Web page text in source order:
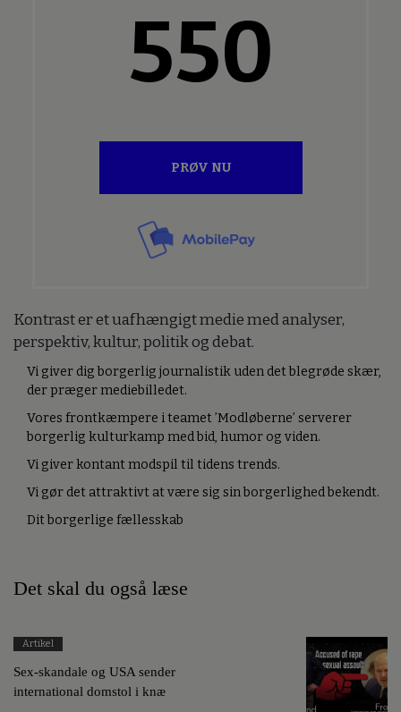
550
PRØV NU
Kontrast er et uafhængigt medie med analyser,
perspektiv, kultur, politik og debat.
Vi giver dig borgerlig journalistik uden det blegrøde skær,
der præger mediebilledet.
Vores frontkæmpere i teamet ’Modløberne’ serverer
borgerlig kulturkamp med bid, humor og viden.
Vi giver kontant modspil til tidens trends.
Vi gør det attraktivt at være sig sin borgerlighed bekendt.
Dit borgerlige fællesskab
Det skal du også læse
Artikel
Sex-skandale og USA sender
international domstol i knæ